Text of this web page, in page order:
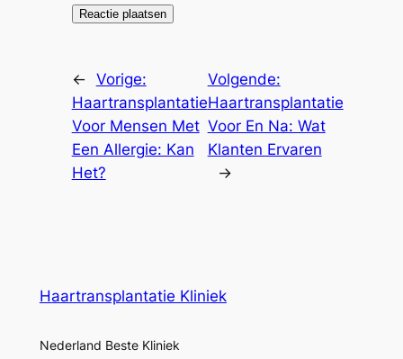
← Vorige:
Haartransplantatie
Voor Mensen Met
Een Allergie: Kan
Het?
Volgende:
Haartransplantatie
Voor En Na: Wat
Klanten Ervaren
→
Haartransplantatie Kliniek
Nederland Beste Kliniek